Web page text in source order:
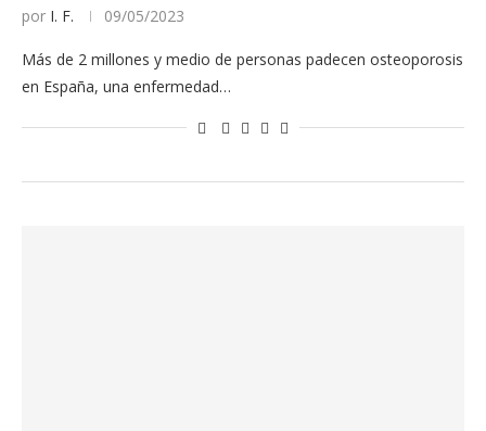
por I. F. 09/05/2023
Más de 2 millones y medio de personas padecen osteoporosis
en España, una enfermedad…